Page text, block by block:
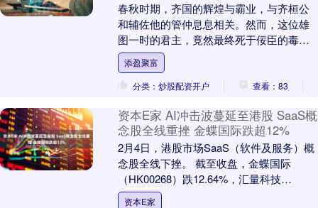
春秋时期，齐国的辉煌与霸业，与齐桓公
和辅佐他的管仲息息相关。然而，这位雄
图一时的君主，竟然最终死于佞臣的毒
手，这背后的原因到底是什么呢？其实，
管仲在临终之前，早....
添盈聚富
分类：炒股配资开户
查看：83
资本E家 AI冲击波蔓延至港股 SaaS概
念股全线重挫 金蝶国际跌超12%
2月4日，港股市场SaaS（软件及服务）概
念股全线下挫。 截至收盘，金蝶国际
（HK00268）跌12.64%，汇量科技
（HK01860）跌5.88%，金山软件、....
资本E家